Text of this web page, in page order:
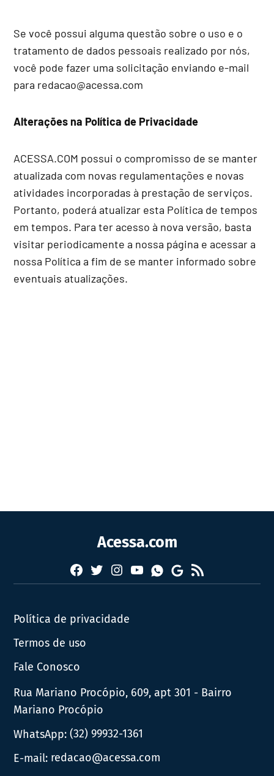
Se você possui alguma questão sobre o uso e o
tratamento de dados pessoais realizado por nós,
você pode fazer uma solicitação enviando e-mail
para redacao@acessa.com
Alterações na Política de Privacidade
ACESSA.COM possui o compromisso de se manter
atualizada com novas regulamentações e novas
atividades incorporadas à prestação de serviços.
Portanto, poderá atualizar esta Política de tempos
em tempos. Para ter acesso à nova versão, basta
visitar periodicamente a nossa página e acessar a
nossa Política a fim de se manter informado sobre
eventuais atualizações.
Acessa.com
Facebook
TwitterInstagram
YouTubeWhatsapp
Google
News
RSS
Política de privacidade
Termos de uso
Fale Conosco
Rua Mariano Procópio, 609, apt 301 - Bairro
Mariano Procópio
WhatsApp:(32) 99932-1361
E-mail: redacao@acessa.com